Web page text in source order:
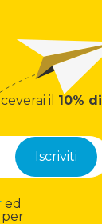
il 10% di
ed
per